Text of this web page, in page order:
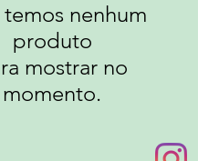
nenhum
produto
mostrar no
momento.